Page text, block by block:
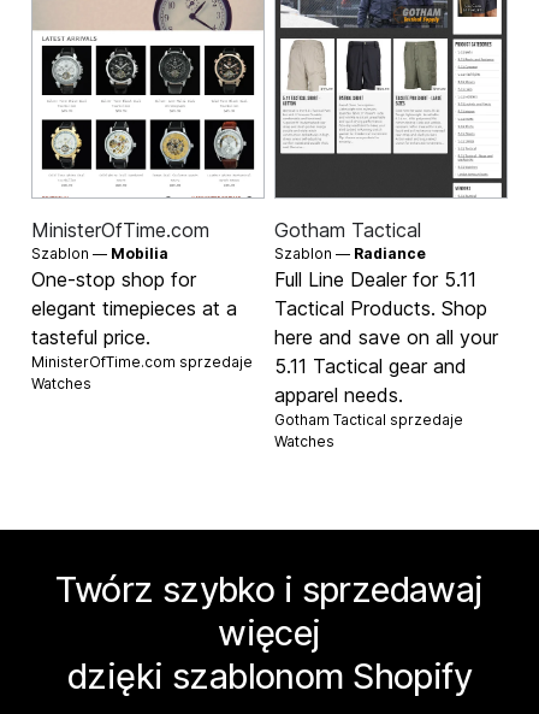
MinisterOfTime.com
Szablon — Mobilia
One-stop shop for
elegant timepieces at a
tasteful price.
MinisterOfTime.com sprzedaje
Watches
Gotham Tactical
Szablon — Radiance
Full Line Dealer for 5.11
Tactical Products. Shop
here and save on all your
5.11 Tactical gear and
apparel needs.
Gotham Tactical sprzedaje
Watches
Twórz szybko i sprzedawaj
więcej
dzięki szablonom Shopify